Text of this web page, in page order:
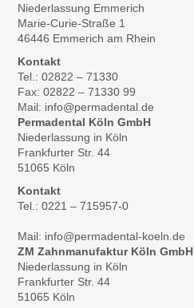
Niederlassung Emmerich
Marie-Curie-Straße 1
46446 Emmerich am Rhein
Kontakt
Tel.: 02822 – 71330
Fax: 02822 – 71330 99
Mail: info@permadental.de
Permadental Köln GmbH
Niederlassung in Köln
Frankfurter Str. 44
51065 Köln
Kontakt
Tel.: 0221 – 715957-0
Mail: info@permadental-koeln.de
ZM Zahnmanufaktur Köln GmbH
Niederlassung in Köln
Frankfurter Str. 44
51065 Köln